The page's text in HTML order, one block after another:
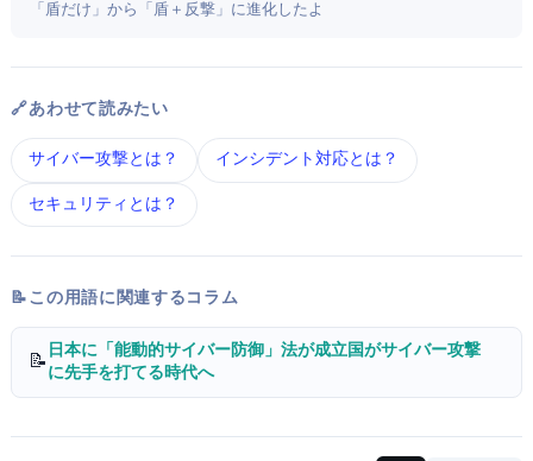
「盾だけ」から「盾＋反撃」に進化したよ
🔗 あわせて読みたい
サイバー攻撃 とは？ インシデント対応 とは？
セキュリティ とは？
📝 この用語に関連するコラム
📝
日本に「能動的サイバー防御」法が成立 — 国がサイバー攻撃
に"先手"を打てる時代へ